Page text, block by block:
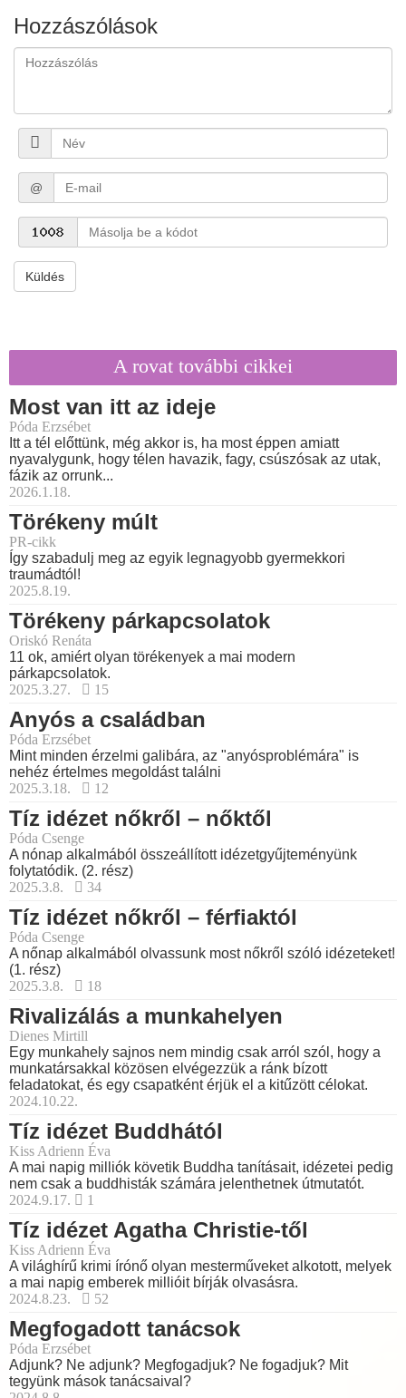
Hozzászólások
@
Küldés
A rovat további cikkei
Most van itt az ideje
Póda Erzsébet
Itt a tél előttünk, még akkor is, ha most éppen amiatt
nyavalygunk, hogy télen havazik, fagy, csúszósak az utak,
fázik az orrunk...
2026.1.18.
Törékeny múlt
PR-cikk
Így szabadulj meg az egyik legnagyobb gyermekkori
traumádtól!
2025.8.19.
Törékeny párkapcsolatok
Oriskó Renáta
11 ok, amiért olyan törékenyek a mai modern
párkapcsolatok.
2025.3.27.
15
Anyós a családban
Póda Erzsébet
Mint minden érzelmi galibára, az "anyósproblémára" is
nehéz értelmes megoldást találni
2025.3.18.
12
Tíz idézet nőkről – nőktől
Póda Csenge
A nónap alkalmából összeállított idézetgyűjteményünk
folytatódik. (2. rész)
2025.3.8.
34
Tíz idézet nőkről – férfiaktól
Póda Csenge
A nőnap alkalmából olvassunk most nőkről szóló idézeteket!
(1. rész)
2025.3.8.
18
Rivalizálás a munkahelyen
Dienes Mirtill
Egy munkahely sajnos nem mindig csak arról szól, hogy a
munkatársakkal közösen elvégezzük a ránk bízott
feladatokat, és egy csapatként érjük el a kitűzött célokat.
2024.10.22.
Tíz idézet Buddhától
Kiss Adrienn Éva
A mai napig milliók követik Buddha tanításait, idézetei pedig
nem csak a buddhisták számára jelenthetnek útmutatót.
2024.9.17.
1
Tíz idézet Agatha Christie-től
Kiss Adrienn Éva
A világhírű krimi írónő olyan mesterműveket alkotott, melyek
a mai napig emberek millióit bírják olvasásra.
2024.8.23.
52
Megfogadott tanácsok
Póda Erzsébet
Adjunk? Ne adjunk? Megfogadjuk? Ne fogadjuk? Mit
tegyünk mások tanácsaival?